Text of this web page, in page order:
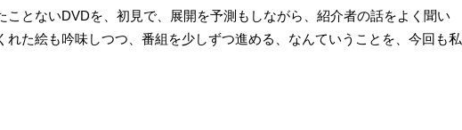
ことないDVDを、初見で、展開を予測もしながら、紹介者の話をよく聞い
れた絵も吟味しつつ、番組を少しずつ進める、なんていうことを、今回も私